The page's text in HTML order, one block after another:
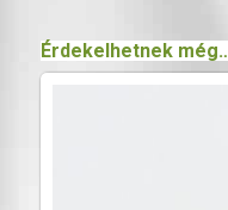
Érdekelhetnek